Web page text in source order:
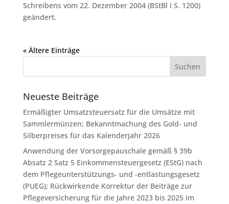
Schreibens vom 22. Dezember 2004 (BStBl I S. 1200)
geändert.
« Ältere Einträge
Neueste Beiträge
Ermäßigter Umsatzsteuersatz für die Umsätze mit
Sammlermünzen; Bekanntmachung des Gold- und
Silberpreises für das Kalenderjahr 2026
Anwendung der Vorsorgepauschale gemäß § 39b
Absatz 2 Satz 5 Einkommensteuergesetz (EStG) nach
dem Pflegeunterstützungs- und -entlastungsgesetz
(PUEG); Rückwirkende Korrektur der Beiträge zur
Pflegeversicherung für die Jahre 2023 bis 2025 im